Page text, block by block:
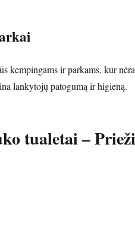
kempingams ir parkams, kur
lankytojų patogumą ir higieną.
tualetai –